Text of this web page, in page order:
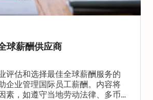
球薪酬供应商
评估和选择最佳全球薪酬服务的
企业管理国际员工薪酬。内容将
素，如遵守当地劳动法律、多币